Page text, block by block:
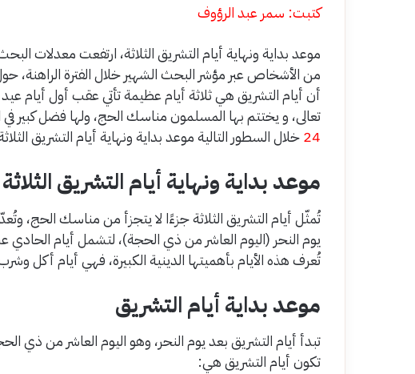
كتبت: سمر عبد الرؤوف
موعد بداية ونهاية أيام التشريق الثلاثة، ارتفعت معدلات
من الأشخاص عبر مؤشر البحث الشهير خلال الفترة الراهنة،
أن أيام التشريق هي ثلاثة أيام عظيمة تأتي عقب أول أيام
تعالى، و يختتم بها المسلمون مناسك الحج، ولها فضل كبير في
24خلال السطور التالية موعد بداية ونهاية أيام التشريق
موعد بداية ونهاية أيام التشريق الثلاثة
تُمثّل أيام التشريق الثلاثة جزءًا لا يتجزأ من مناسك الحج،
يوم النحر (اليوم العاشر من ذي الحجة)، لتشمل أيام
تُعرف هذه الأيام بأهميتها الدينية الكبيرة، فهي أيام أكل
موعد بداية أيام التشريق
تبدأ أيام التشريق بعد يوم النحر، وهو اليوم العاشر من ذي
تكون أيام التشريق هي: